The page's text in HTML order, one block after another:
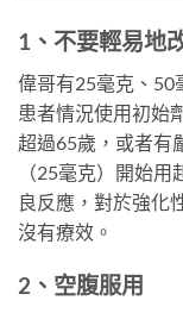
1、不要輕易地
偉哥有25毫克、50
患者情況使用初始
超過65歲，或者有
（25毫克）開始
良反應，對於強化
沒有療效。
2、空腹服用